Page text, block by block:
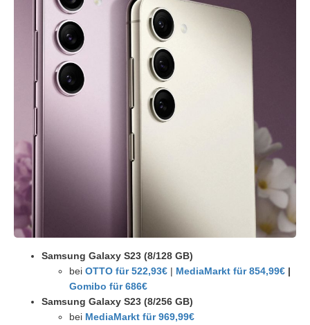
Samsung Galaxy S23 (8/128 GB)
bei OTTO für 522,93€ | MediaMarkt für 854,99€ |
Gomibo für 686€
Samsung Galaxy S23 (8/256 GB)
bei MediaMarkt für 969,99€